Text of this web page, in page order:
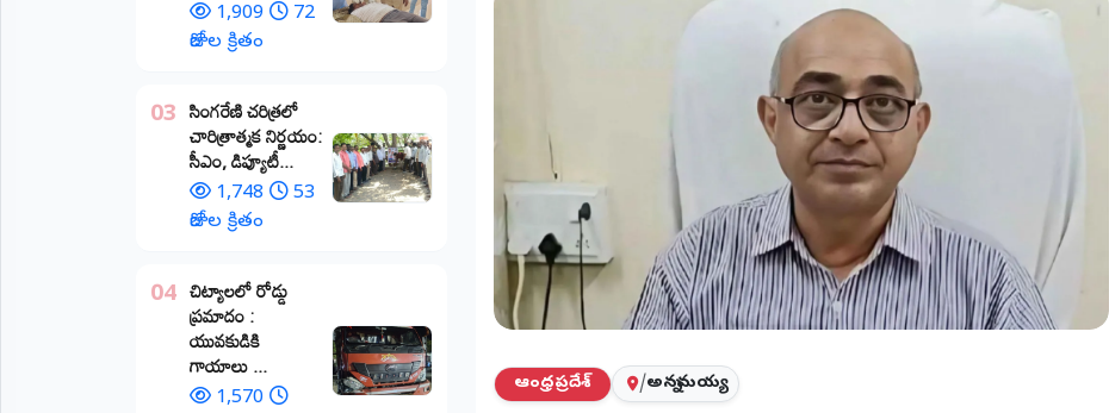
1,909
72
రోజుల క్రితం
03 ​సింగరేణి చరిత్రలో
చారిత్రాత్మక నిర్ణయం:
సీఎం, డిప్యూటీ...
1,748
53
రోజుల క్రితం
04 చిట్యాలలో రోడ్డు
ప్రమాదం :
యువకుడికి
గాయాలు ​...
1,570
ఆంధ్రప్రదేశ్ /అన్నమయ్య